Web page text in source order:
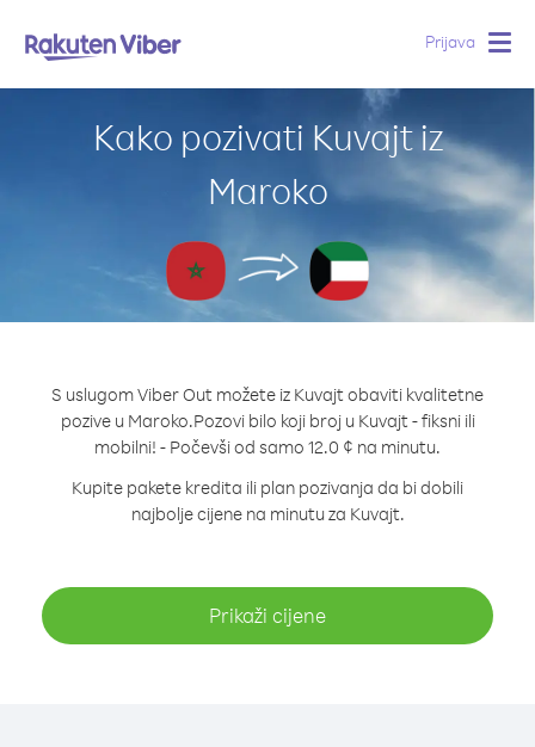
Prijava
Kako pozivati Kuvajt iz
Maroko
S uslugom Viber Out možete iz Kuvajt obaviti kvalitetne
pozive u Maroko.Pozovi bilo koji broj u Kuvajt - fiksni ili
mobilni! - Počevši od samo 12.0 ¢ na minutu.
Kupite pakete kredita ili plan pozivanja da bi dobili
najbolje cijene na minutu za Kuvajt.
Prikaži cijene